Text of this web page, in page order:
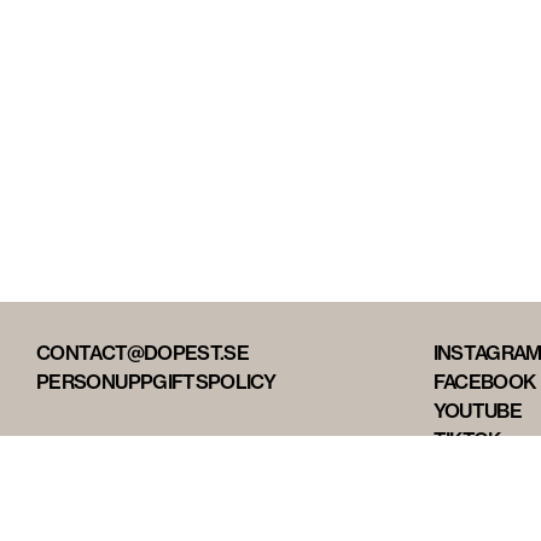
CONTACT@DOPEST.SE
PERSONUPPGIFTSPOLICY
INSTAGRAM
FACEBOOK
YOUTUBE
TIKTOK